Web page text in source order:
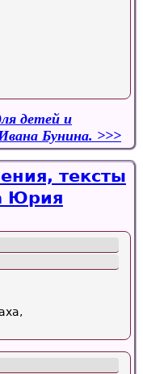
детей и
Бунина.
тексты
Юрия